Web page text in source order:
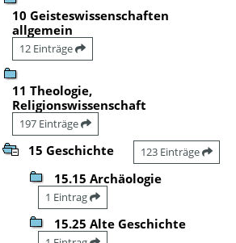
10 Geisteswissenschaften
allgemein
12 Einträge
11 Theologie,
Religionswissenschaft
197 Einträge
15 Geschichte 123 Einträge
15.15 Archäologie
1 Eintrag
15.25 Alte Geschichte